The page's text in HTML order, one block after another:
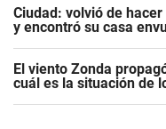
Ciudad: volvió de
y encontró su casa
El viento Zonda
cuál es la situación de